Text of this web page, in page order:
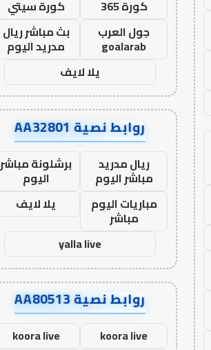
كورة 365
كورة سيتي
جول العرب
goalarab
بث مباشر ريال
مدريد اليوم
يلا لايف
روابط نصية AA32801
ريال مدريد
مباشر اليوم
برشلونة مباشر
اليوم
مباريات اليوم
مباشر
يلا لايف
yalla live
روابط نصية AA80513
koora live
koora live